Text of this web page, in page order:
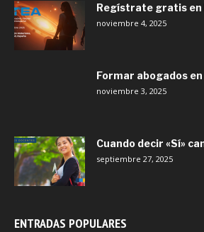
Regístrate gratis en
noviembre 4, 2025
Formar abogados
noviembre 3, 2025
Cuando decir «Sí»
septiembre 27, 2025
ENTRADAS POPULARES